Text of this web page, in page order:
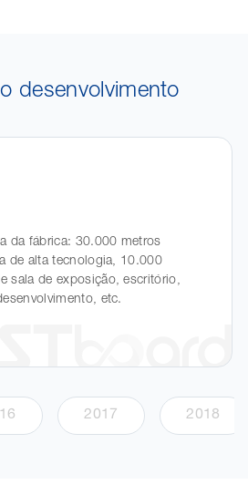
desenvolvimento
da fábrica: 30.000 metros
de alta tecnologia, 10.000
sala de exposição, escritório,
etc.
2017 2018